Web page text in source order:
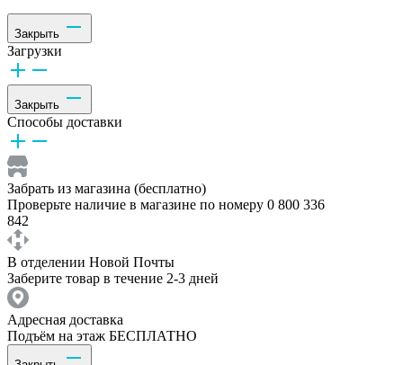
Закрыть
Загрузки
Закрыть
Способы доставки
Забрать из магазина (бесплатно)
Проверьте наличие в магазине по номеру 0 800 336
842
В отделении Новой Почты
Заберите товар в течение 2-3 дней
Адресная доставка
Подъём на этаж БЕСПЛАТНО